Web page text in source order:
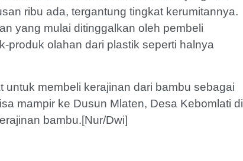
ribu ada, tergantung tingkat kerumitannya.
yang mulai ditinggalkan oleh pembeli
produk olahan dari plastik seperti halnya
membeli kerajinan dari bambu sebagai
mampir ke Dusun Mlaten, Desa Kebomlati di
bambu.[Nur/Dwi]